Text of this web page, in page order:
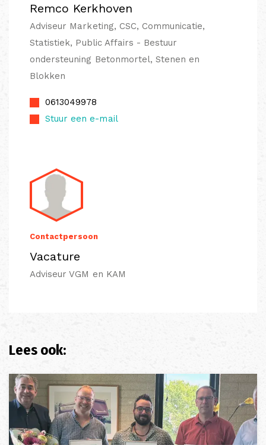
Remco Kerkhoven
Adviseur Marketing, CSC, Communicatie,
Statistiek, Public Affairs - Bestuur
ondersteuning Betonmortel, Stenen en
Blokken
0613049978
Stuur een e-mail
Contactpersoon
Vacature
Adviseur VGM en KAM
Lees ook: